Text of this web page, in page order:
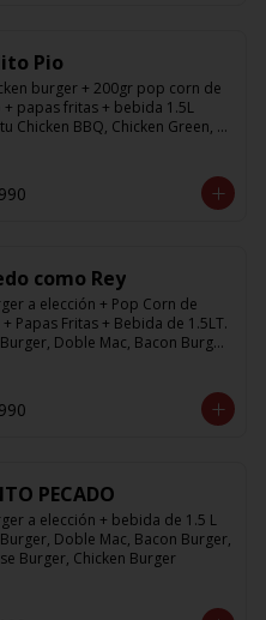
Pio
burger + 200gr pop corn de
papas fritas + bebida 1.5L
Chicken BBQ, Chicken Green,
como Rey
a elección + Pop Corn de
Papas Fritas + Bebida de 1.5LT.
Doble Mac, Bacon Burger,
PECADO
a elección + bebida de 1.5 L
Doble Mac, Bacon Burger,
Burger, Chicken Burger